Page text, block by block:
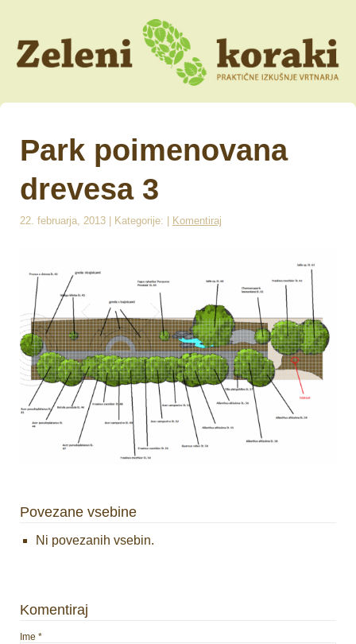
Park poimenovana
drevesa 3
22. februarja, 2013 | Kategorije: | Komentiraj
Povezane vsebine
Ni povezanih vsebin.
Komentiraj
Ime *